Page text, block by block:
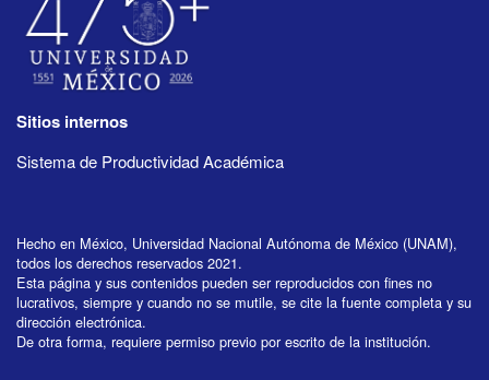
Sitios internos
Sistema de Productividad Académica
Hecho en México, Universidad Nacional Autónoma de México (UNAM),
todos los derechos reservados 2021.
Esta página y sus contenidos pueden ser reproducidos con fines no
lucrativos, siempre y cuando no se mutile, se cite la fuente completa y su
dirección electrónica.
De otra forma, requiere permiso previo por escrito de la institución.